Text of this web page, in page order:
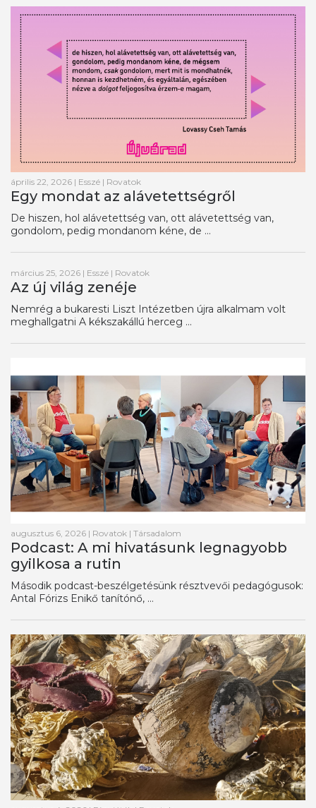
április 22, 2026 | Esszé | Rovatok
Egy mondat az alávetettségről
De hiszen, hol alávetettség van, ott alávetettség van,
gondolom, pedig mondanom kéne, de ...
március 25, 2026 | Esszé | Rovatok
Az új világ zenéje
Nemrég a bukaresti Liszt Intézetben újra alkalmam volt
meghallgatni A kékszakállú herceg ...
augusztus 6, 2026 | Rovatok | Társadalom
Podcast: A mi hivatásunk legnagyobb
gyilkosa a rutin
Második podcast-beszélgetésünk résztvevői pedagógusok:
Antal Fórizs Enikő tanítónő, ...